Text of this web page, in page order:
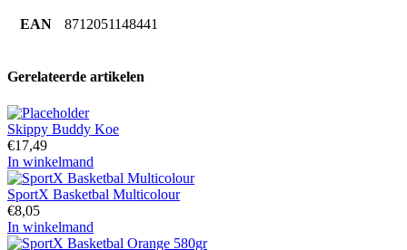
EAN 8712051148441
Gerelateerde artikelen
Skippy Buddy Koe
€17,49
In winkelmand
SportX Basketbal Multicolour
€8,05
In winkelmand